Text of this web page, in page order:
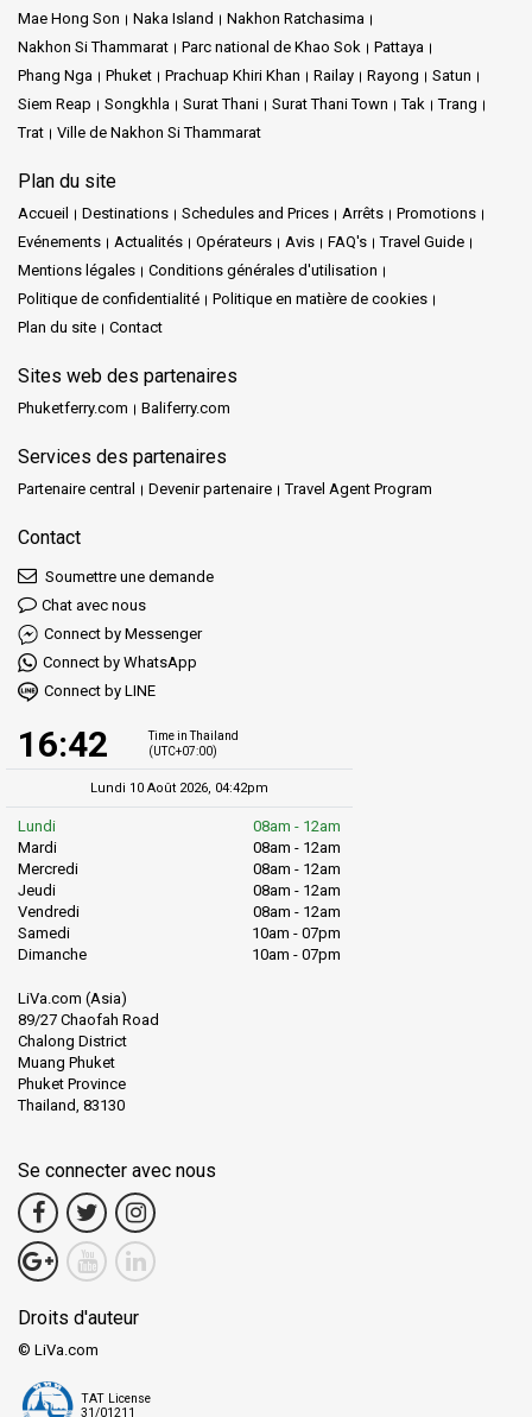
Mae Hong Son
Naka Island
Nakhon Ratchasima
Nakhon Si Thammarat
Parc national de Khao Sok
Pattaya
Phang Nga
Phuket Prachuap Khiri Khan Railay Rayong
Satun
Siem Reap
Songkhla Surat Thani Surat Thani Town Tak
Trang
Trat
Ville de Nakhon Si Thammarat
Plan du site
Accueil Destinations Schedules and Prices Arrêts
Promotions
Evénements
Actualités Opérateurs Avis FAQ's
Travel Guide
Mentions légales
Conditions générales d'utilisation
Politique de confidentialité
Politique en matière de cookies
Plan du site
Contact
Sites web des partenaires
Phuketferry.com Baliferry.com
Services des partenaires
Partenaire central Devenir partenaire Travel Agent Program
Contact
Soumettre une demande
Chat avec nous
Connect by Messenger
Connect by WhatsApp
Connect by LINE
16:42
Time in Thailand
(UTC+07:00)
Lundi 10 Août 2026, 04:42pm
Lundi
08am - 12am
Mardi
08am - 12am
Mercredi
08am - 12am
Jeudi
08am - 12am
Vendredi
08am - 12am
Samedi
10am - 07pm
Dimanche
10am - 07pm
LiVa.com (Asia)
89/27 Chaofah Road
Chalong District
Muang Phuket
Phuket Province
Thailand, 83130
Se connecter avec nous
Droits d'auteur
© LiVa.com
TAT License
31/01211